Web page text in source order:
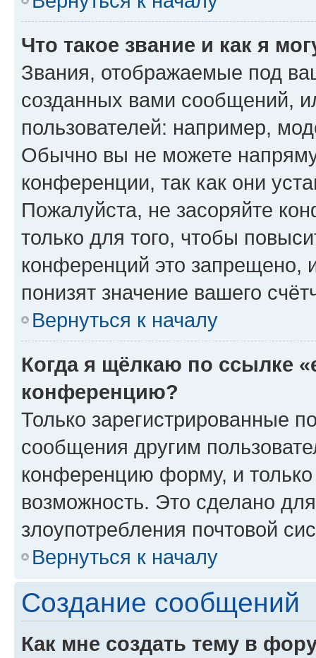
Что такое звание и как я
Звания, отображаемые под
созданных вами сообщений,
пользователей: например,
Обычно вы не можете
конференции, так как они
Пожалуйста, не засоряйте
только для того, чтобы
конференций это запрещено,
понизят значение вашего
Вернуться к началу
Когда я щёлкаю по ссылке
конференцию?
Только зарегистрированные
сообщения другим
конференцию форму, и
возможность. Это сделано
злоупотребления почтовой
Вернуться к началу
Создание сообщений
Как мне создать тему в